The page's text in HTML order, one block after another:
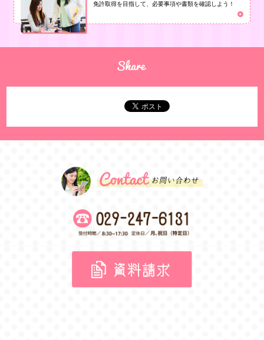
免許取得を目指して、必要事項や書類を確認しよう！